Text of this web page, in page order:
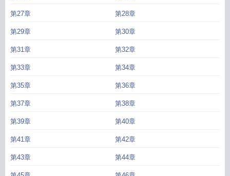
第27章 第28章
第29章 第30章
第31章 第32章
第33章 第34章
第35章 第36章
第37章 第38章
第39章 第40章
第41章 第42章
第43章 第44章